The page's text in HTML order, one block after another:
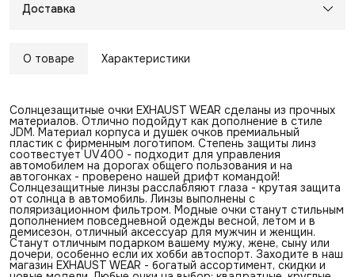
Доставка
О товаре Характеристики
Солнцезащитные очки EXHAUST WEAR сделаны из прочных
материалов. Отлично подойдут как дополнение в стиле
JDM. Материал корпуса и душек очков премиальный
пластик с фирменным логотипом. Степень защиты линз
соотвестует UV400 - подходит для управления
автомобилем на дорогах общего пользования и на
автогонках - проверено нашей дрифт командой!
Солнцезащитные линзы расслабляют глаза - крутая защита
от солнца в автомобиль. Линзы выполнены с
поляризационном фильтром. Модные очки станут стильным
дополнением повседневной одежды весной, летом и в
демисезон, отличный аксессуар для мужчин и женщин.
Станут отличным подарком вашему мужу, жене, сыну или
дочери, особенно если их хобби автоспорт. Заходите в наш
магазин EXHAUST WEAR - богатый ассортимент, скидки и